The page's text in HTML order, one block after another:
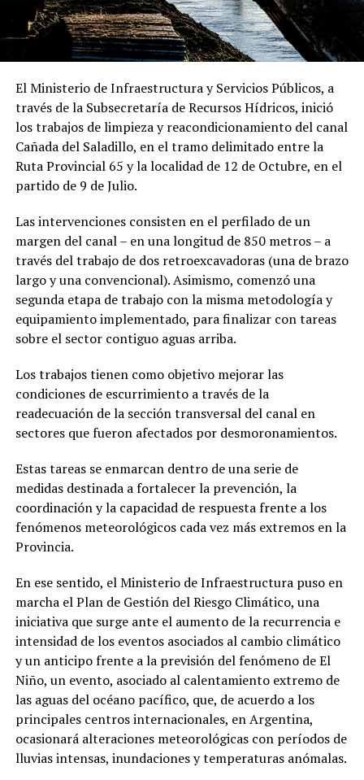
El Ministerio de Infraestructura y Servicios Públicos, a
través de la Subsecretaría de Recursos Hídricos, inició
los trabajos de limpieza y reacondicionamiento del canal
Cañada del Saladillo, en el tramo delimitado entre la
Ruta Provincial 65 y la localidad de 12 de Octubre, en el
partido de 9 de Julio.
Las intervenciones consisten en el perfilado de un
margen del canal – en una longitud de 850 metros – a
través del trabajo de dos retroexcavadoras (una de brazo
largo y una convencional). Asimismo, comenzó una
segunda etapa de trabajo con la misma metodología y
equipamiento implementado, para finalizar con tareas
sobre el sector contiguo aguas arriba.
Los trabajos tienen como objetivo mejorar las
condiciones de escurrimiento a través de la
readecuación de la sección transversal del canal en
sectores que fueron afectados por desmoronamientos.
Estas tareas se enmarcan dentro de una serie de
medidas destinada a fortalecer la prevención, la
coordinación y la capacidad de respuesta frente a los
fenómenos meteorológicos cada vez más extremos en la
Provincia.
En ese sentido, el Ministerio de Infraestructura puso en
marcha el Plan de Gestión del Riesgo Climático, una
iniciativa que surge ante el aumento de la recurrencia e
intensidad de los eventos asociados al cambio climático
y un anticipo frente a la previsión del fenómeno de El
Niño, un evento, asociado al calentamiento extremo de
las aguas del océano pacífico, que, de acuerdo a los
principales centros internacionales, en Argentina,
ocasionará alteraciones meteorológicas con períodos de
lluvias intensas, inundaciones y temperaturas anómalas.